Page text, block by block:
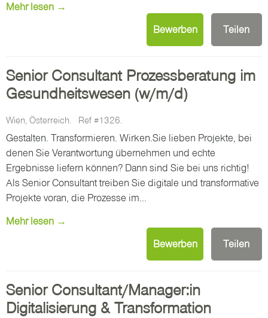
Mehr lesen →
Bewerben Teilen
Senior Consultant Prozessberatung im
Gesundheitswesen (w/m/d)
Wien, Österreich. Ref #1326.
Gestalten. Transformieren. Wirken.Sie lieben Projekte, bei
denen Sie Verantwortung übernehmen und echte
Ergebnisse liefern können? Dann sind Sie bei uns richtig!
Als Senior Consultant treiben Sie digitale und transformative
Projekte voran, die Prozesse im...
Mehr lesen →
Bewerben Teilen
Senior Consultant/Manager:in
Digitalisierung & Transformation